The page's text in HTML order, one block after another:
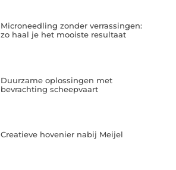
Microneedling zonder verrassingen:
zo haal je het mooiste resultaat
Duurzame oplossingen met
bevrachting scheepvaart
Creatieve hovenier nabij Meijel